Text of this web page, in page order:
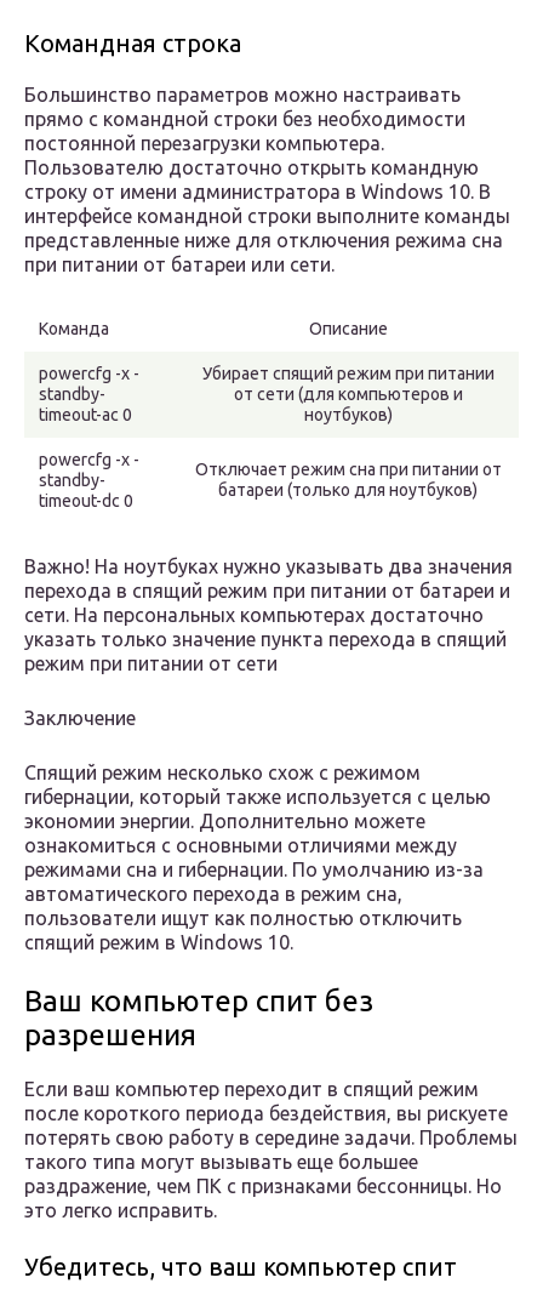
Командная строка
Большинство параметров можно настраивать
прямо с командной строки без необходимости
постоянной перезагрузки компьютера.
Пользователю достаточно открыть командную
строку от имени администратора в Windows 10. В
интерфейсе командной строки выполните команды
представленные ниже для отключения режима сна
при питании от батареи или сети.
Команда Описание
powercfg -x -
standby-
timeout-ac 0
Убирает спящий режим при питании
от сети (для компьютеров и
ноутбуков)
powercfg -x -
standby-
timeout-dc 0
Отключает режим сна при питании от
батареи (только для ноутбуков)
Важно! На ноутбуках нужно указывать два значения
перехода в спящий режим при питании от батареи и
сети. На персональных компьютерах достаточно
указать только значение пункта перехода в спящий
режим при питании от сети
Заключение
Спящий режим несколько схож с режимом
гибернации, который также используется с целью
экономии энергии. Дополнительно можете
ознакомиться с основными отличиями между
режимами сна и гибернации. По умолчанию из-за
автоматического перехода в режим сна,
пользователи ищут как полностью отключить
спящий режим в Windows 10.
Ваш компьютер спит без
разрешения
Если ваш компьютер переходит в спящий режим
после короткого периода бездействия, вы рискуете
потерять свою работу в середине задачи. Проблемы
такого типа могут вызывать еще большее
раздражение, чем ПК с признаками бессонницы. Но
это легко исправить.
Убедитесь, что ваш компьютер спит